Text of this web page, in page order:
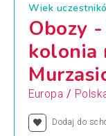
Wiek
Obozy
kolonia
Europa /
Dodaj do